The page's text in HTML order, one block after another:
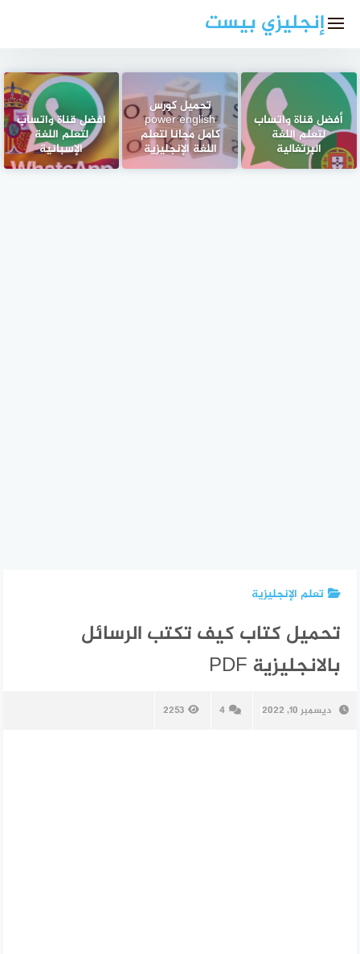
إنجليزي بيست
أفضل قناة واتساب
لتعلم اللغة
البرتغالية
تحميل كورس
power english
كامل مجانا لتعلم
اللغة الإنجليزية
افضل قناة واتساب
لتعلم اللغة
الإسبانية
تعلم الإنجليزية
تحميل كتاب كيف تكتب الرسائل
بالانجليزية PDF
ديسمبر 10, 2022 4
2253